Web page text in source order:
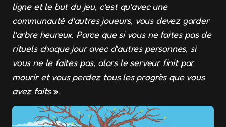
ligne et le but du jeu, c’est qu’avec une
communauté d’autres joueurs, vous devez garder
l’arbre heureux. Parce que si vous ne faites pas de
rituels chaque jour avec d’autres personnes, si
vous ne le faites pas, alors le serveur finit par
mourir et vous perdez tous les progrès que vous
avez faits».